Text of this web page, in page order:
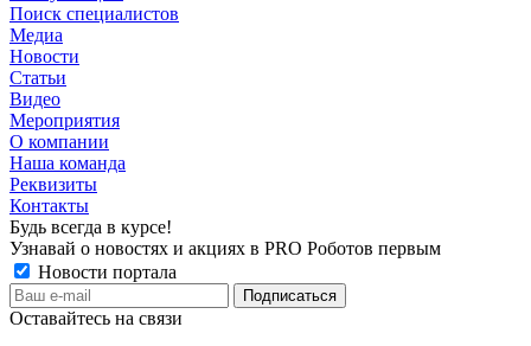
Поиск специалистов
Медиа
Новости
Статьи
Видео
Мероприятия
О компании
Наша команда
Реквизиты
Контакты
Будь всегда в курсе!
Узнавай о новостях и акциях в PRO Роботов первым
Новости портала
Оставайтесь на связи